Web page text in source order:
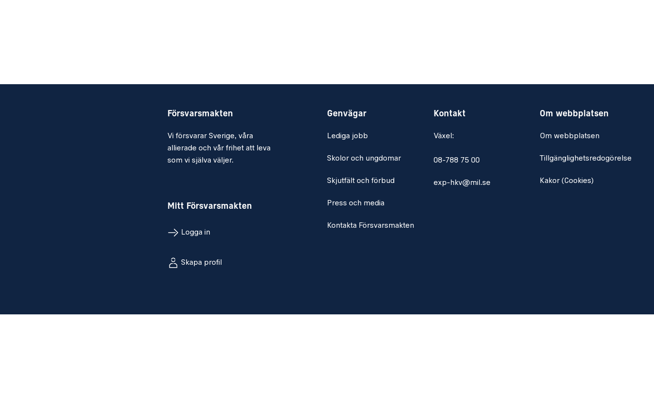
Försvarsmakten
Vi försvarar Sverige, våra
allierade och vår frihet att leva
som vi själva väljer.
Mitt Försvarsmakten
Logga in
Skapa profil
Genvägar
Lediga jobb
Skolor och ungdomar
Skjutfält och förbud
Press och media
Kontakta Försvarsmakten
Kontakt
Växel:
08-788 75 00
exp-hkv@mil.se
Om webbplatsen
Om webbplatsen
Tillgänglighetsredogörelse
Kakor (Cookies)